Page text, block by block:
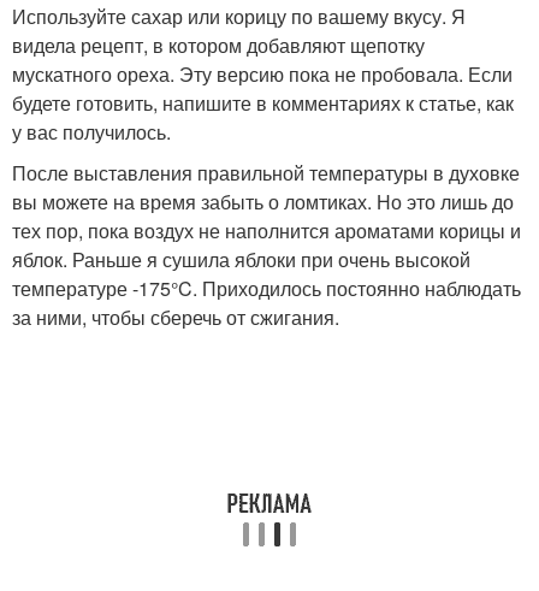
Используйте сахар или корицу по вашему вкусу. Я
видела рецепт, в котором добавляют щепотку
мускатного ореха. Эту версию пока не пробовала. Если
будете готовить, напишите в комментариях к статье, как
у вас получилось.
После выставления правильной температуры в духовке
вы можете на время забыть о ломтиках. Но это лишь до
тех пор, пока воздух не наполнится ароматами корицы и
яблок. Раньше я сушила яблоки при очень высокой
температуре -175°C. Приходилось постоянно наблюдать
за ними, чтобы сберечь от сжигания.